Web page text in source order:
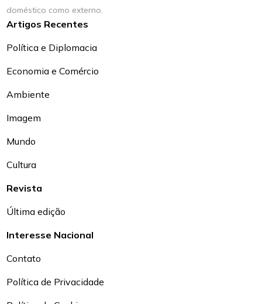
doméstico como externo.
Artigos Recentes
Política e Diplomacia
Economia e Comércio
Ambiente
Imagem
Mundo
Cultura
Revista
Última edição
Interesse Nacional
Contato
Política de Privacidade